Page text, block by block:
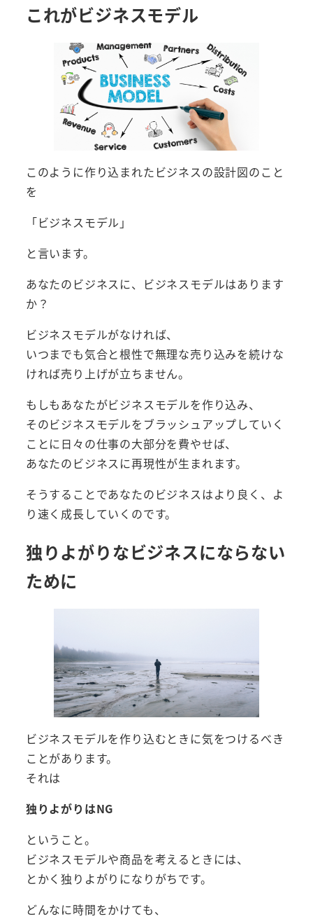
これがビジネスモデル
このように作り込まれたビジネスの設計図のこと
を
「ビジネスモデル」
と言います。
あなたのビジネスに、ビジネスモデルはあります
か？
ビジネスモデルがなければ、
いつまでも気合と根性で無理な売り込みを続けな
ければ売り上げが立ちません。
もしもあなたがビジネスモデルを作り込み、
そのビジネスモデルをブラッシュアップしていく
ことに日々の仕事の大部分を費やせば、
あなたのビジネスに再現性が生まれます。
そうすることであなたのビジネスはより良く、よ
り速く成長していくのです。
独りよがりなビジネスにならない
ために
ビジネスモデルを作り込むときに気をつけるべき
ことがあります。
それは
独りよがりはNG
ということ。
ビジネスモデルや商品を考えるときには、
とかく独りよがりになりがちです。
どんなに時間をかけても、